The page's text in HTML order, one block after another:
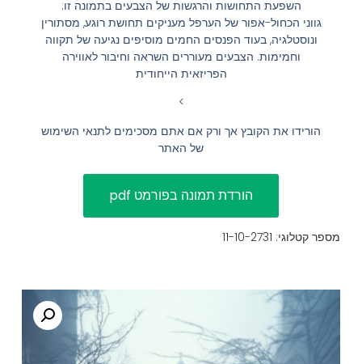
סמן קישורים
לאפס
את
האפשרויות
השארת משוב
הצהרת נגישות
השפעת התחושות והרגשות של הצבעים בתמונה זו:
גווני הכחול-אפור של הערפל מעניקים תחושת רוגע, מסתורין
ונוסטלגיה, בעוד הפנסים החמים מוסיפים נגיעה של תקווה
וחמימות. הצבעים מעוררים השראה וחיבור לאווירה
הפריזאית הייחודית
>
הורידו את הקובץ אך ורק אם אתם מסכימים לתנאי השימוש
של האתר
מספר קטלוגי: 11-10-2731